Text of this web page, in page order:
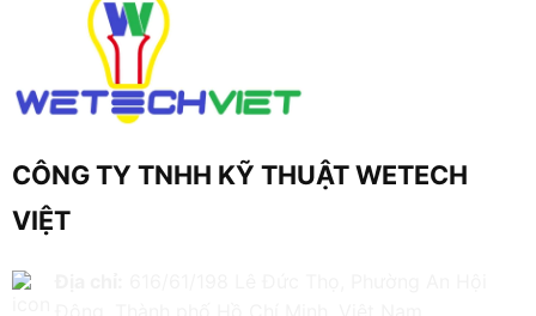
CÔNG TY TNHH KỸ THUẬT WETECH
VIỆT